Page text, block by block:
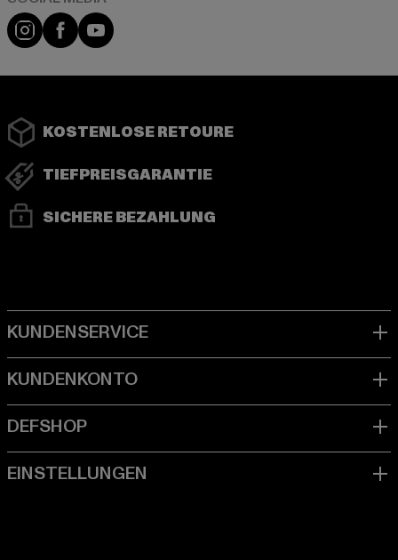
Instagram
FacebookYouTube
KOSTENLOSE RETOURE
TIEFPREISGARANTIE
SICHERE BEZAHLUNG